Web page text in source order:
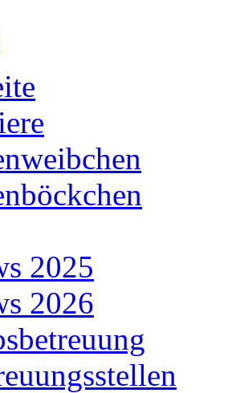
2025
2026